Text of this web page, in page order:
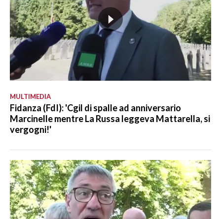
MULTIMEDIA
Fidanza (FdI): 'Cgil di spalle ad anniversario
Marcinelle mentre La Russa leggeva Mattarella, si
vergogni!'